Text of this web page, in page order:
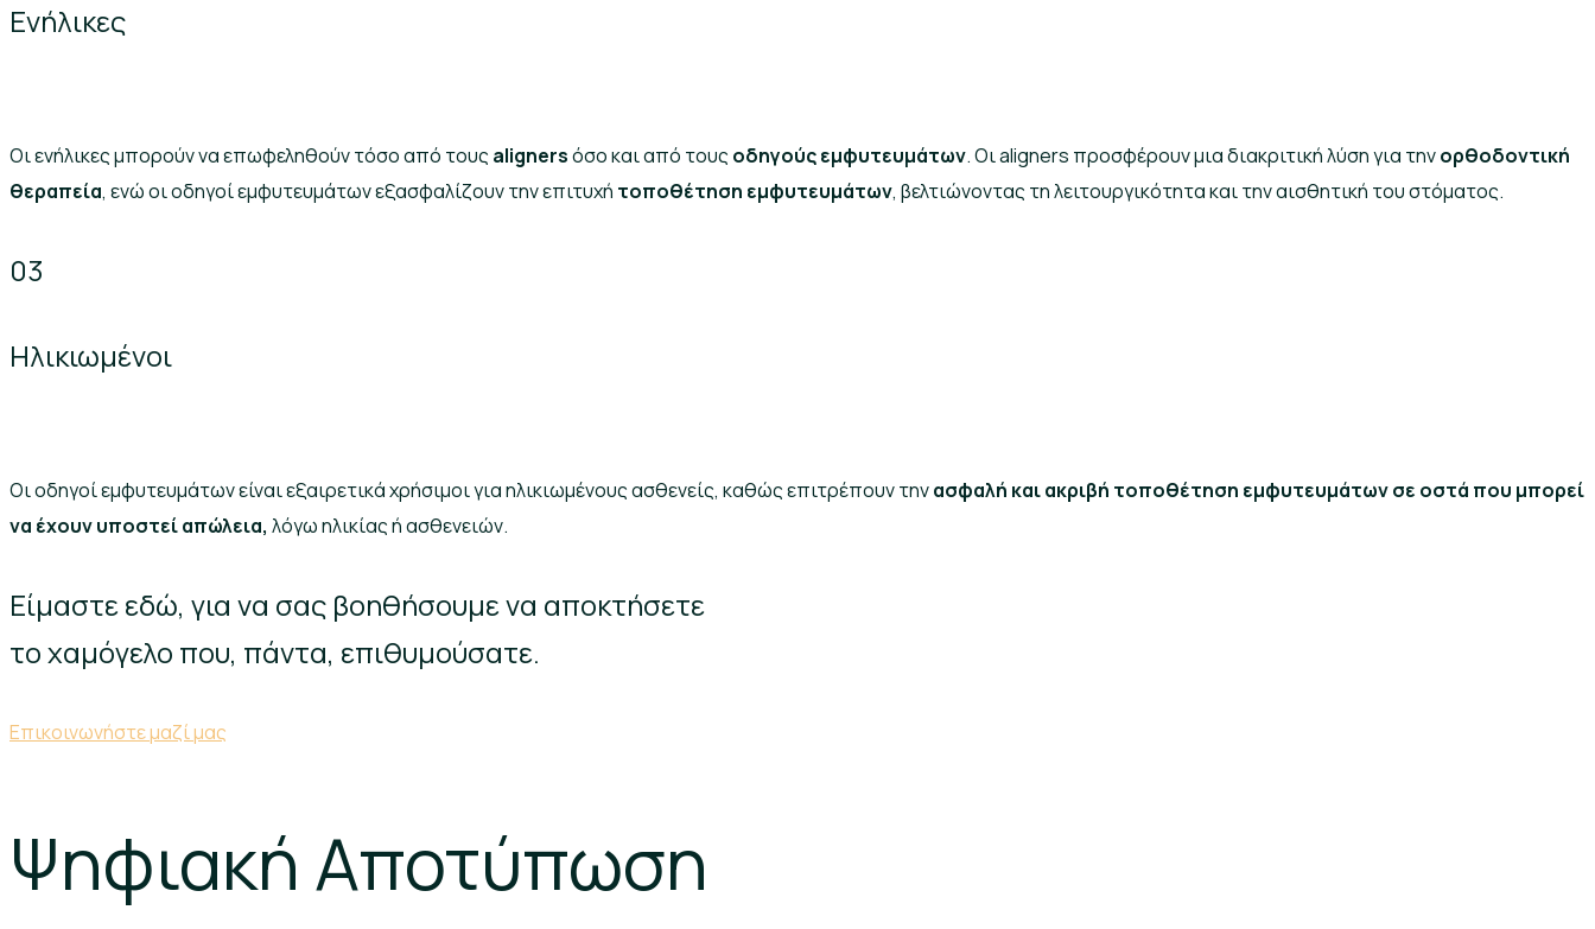
Ενήλικες
Οι ενήλικες μπορούν να επωφεληθούν τόσο από τους alignersόσο και από τους οδηγούς εμφυτευμάτων. Οι aligners προσφέρουν μια διακριτική λύση για τηνορθοδοντική
θεραπεία, ενώ οι οδηγοί εμφυτευμάτων εξασφαλίζουν την επιτυχή τοποθέτηση εμφυτευμάτων, βελτιώνοντας τη λειτουργικότητα και την αισθητική του στόματος.
03
Ηλικιωμένοι
Οι οδηγοί εμφυτευμάτων είναι εξαιρετικά χρήσιμοι για ηλικιωμένους ασθενείς, καθώς επιτρέπουν τηνασφαλή και ακριβή τοποθέτηση εμφυτευμάτων σε οστά που μπορεί
να έχουν υποστεί απώλεια, λόγω ηλικίας ή ασθενειών.
Είμαστε εδώ, για να σας βοηθήσουμε να αποκτήσετε
το χαμόγελο που, πάντα, επιθυμούσατε.
Επικοινωνήστε μαζί μας
Ψηφιακή Αποτύπωση